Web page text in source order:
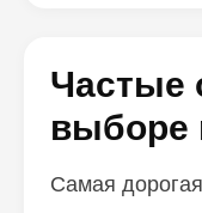
Частые
выборе
Самая